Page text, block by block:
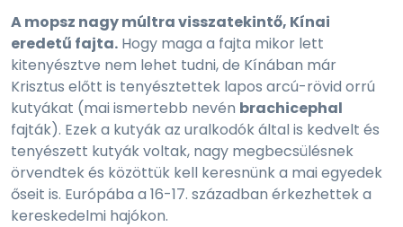
A mopsz nagy múltra visszatekintő, Kínai
eredetű fajta. Hogy maga a fajta mikor lett
kitenyésztve nem lehet tudni, de Kínában már
Krisztus előtt is tenyésztettek lapos arcú-rövid orrú
kutyákat (mai ismertebb nevén brachicephal
fajták). Ezek a kutyák az uralkodók által is kedvelt és
tenyészett kutyák voltak, nagy megbecsülésnek
örvendtek és közöttük kell keresnünk a mai egyedek
őseit is. Európába a 16-17. században érkezhettek a
kereskedelmi hajókon.